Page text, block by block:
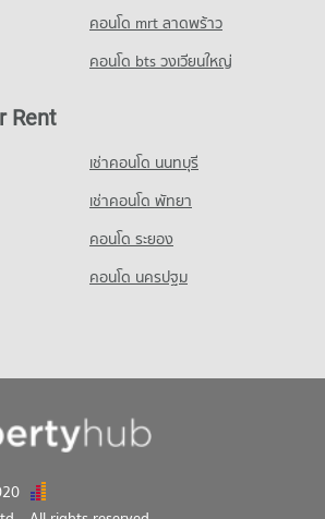
คอนโด mrt ลาดพร้าว
คอนโด bts วงเวียนใหญ่
Rent
เช่าคอนโด นนทบุรี
เช่าคอนโด พัทยา
คอนโด ระยอง
คอนโด นครปฐม